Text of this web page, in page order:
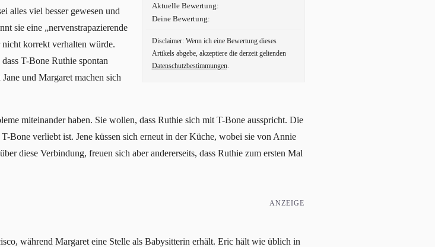
Aktuelle Bewertung:
Deine Bewertung:
Disclaimer: Wenn ich eine Bewertung dieses
Artikels abgebe, akzeptiere die derzeit geltenden
Datenschutzbestimmungen.
alles viel besser gewesen und
sie eine „nervenstrapazierende
korrekt verhalten würde.
T-Bone Ruthie spontan
und Margaret machen sich
miteinander haben. Sie wollen, dass Ruthie sich mit T-Bone ausspricht. Die
Bone verliebt ist. Jene küssen sich erneut in der Küche, wobei sie von Annie
diese Verbindung, freuen sich aber andererseits, dass Ruthie zum ersten Mal
ANZEIGE
während Margaret eine Stelle als Babysitterin erhält. Eric hält wie üblich in